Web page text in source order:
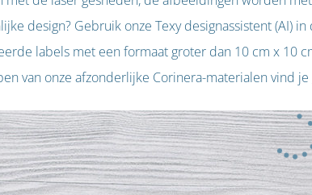
design? Gebruik onze Texy designassistent (AI)
labels met een formaat groter dan 10 cm x 10
van onze afzonderlijke Corinera-materialen vind je